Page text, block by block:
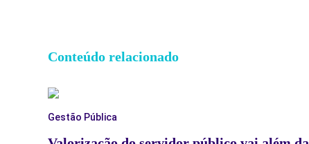
Conteúdo relacionado
Gestão Pública